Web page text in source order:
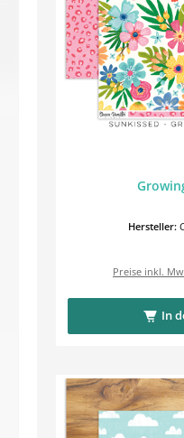
Hersteller:
Preise inkl.
In